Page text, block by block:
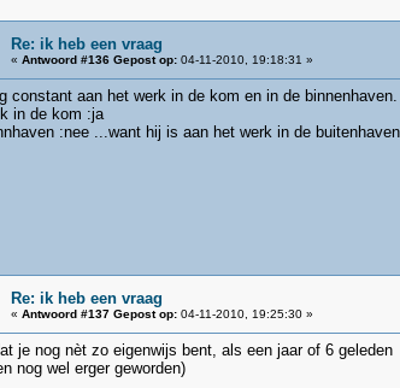
Re: ik heb een vraag
« Antwoord #136 Gepost op:04-11-2010, 19:18:31 »
constant aan het werk in de kom en in de binnenhaven.
in de kom :ja
:nee ...want hij is aan het werk in de
Re: ik heb een vraag
« Antwoord #137 Gepost op:04-11-2010, 19:25:30 »
je nog nèt zo eigenwijs bent, als een jaar of 6 geleden
nog wel erger geworden)